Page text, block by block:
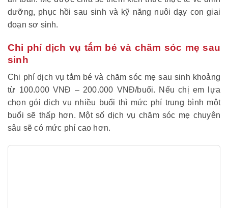
dưỡng, phục hồi sau sinh và kỹ năng nuôi dạy con giai
đoạn sơ sinh.
Chi phí dịch vụ tắm bé và chăm sóc mẹ sau
sinh
Chi phí dịch vụ tắm bé và chăm sóc mẹ sau sinh khoảng
từ 100.000 VNĐ – 200.000 VNĐ/buổi. Nếu chị em lựa
chọn gói dịch vụ nhiều buổi thì mức phí trung bình một
buổi sẽ thấp hơn. Một số dịch vụ chăm sóc mẹ chuyên
sâu sẽ có mức phí cao hơn.